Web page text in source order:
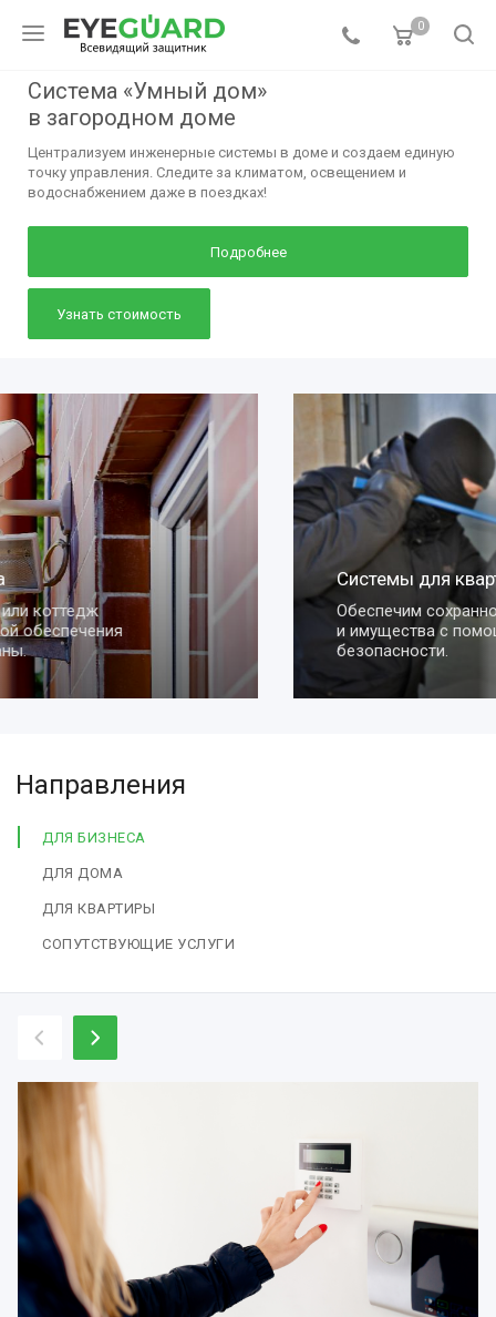
0
Система «Умный дом»
в загородном доме
Централизуем инженерные системы в доме и создаем единую
точку управления. Следите за климатом, освещением и
водоснабжением даже в поездках!
Подробнее
Узнать стоимость
Системы для квартиры
Обеспечим сохранность вашей квартиры
и имущества с помощью умных систем
безопасности.
Направления
ДЛЯ БИЗНЕСА
ДЛЯ ДОМА
ДЛЯ КВАРТИРЫ
СОПУТСТВУЮЩИЕ УСЛУГИ